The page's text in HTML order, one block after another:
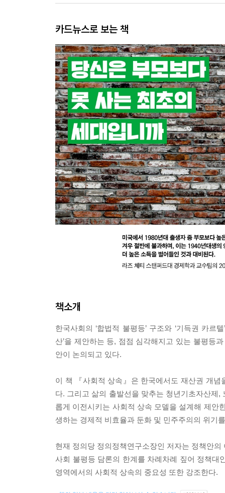
카드뉴스로 보는 책
책소개
한국사회의 ‘합법적 불평등’ 구조와 ‘기득권 카
산’을 제안하는 등, 점점 심각해지고 있는 불평등
안이 논의되고 있다.
이 책 『사회적 상속』은 한국에서도 재산권 개
다. 그리고 삶의 출발선을 맞추는 청년기초자산제
롭게 이전시키는 사회적 상속 모델을 설계해 제안
생하는 경제적 비효율과 둔화 및 민주주의의 위기
현재 정의당 정의정책연구소장인 저자는 정책안
사회 불평등 담론의 한계를 차례차례 짚어 정책대
영역에서의 사회적 상속의 중요성 또한 강조한다.